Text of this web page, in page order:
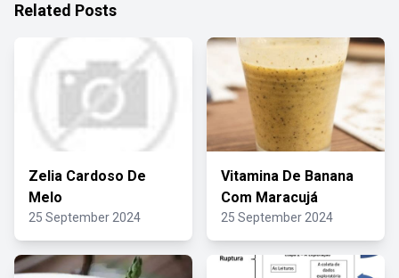
Related Posts
Zelia Cardoso De
Melo
25 September 2024
Vitamina De Banana
Com Maracujá
25 September 2024